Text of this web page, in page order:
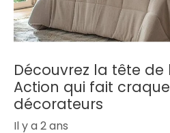
Découvrez la tête de
Action qui fait
décorateurs
Il y a 2 ans